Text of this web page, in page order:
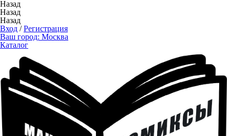
Назад
Назад
Назад
Вход /Регистрация
Ваш город: Москва
Каталог